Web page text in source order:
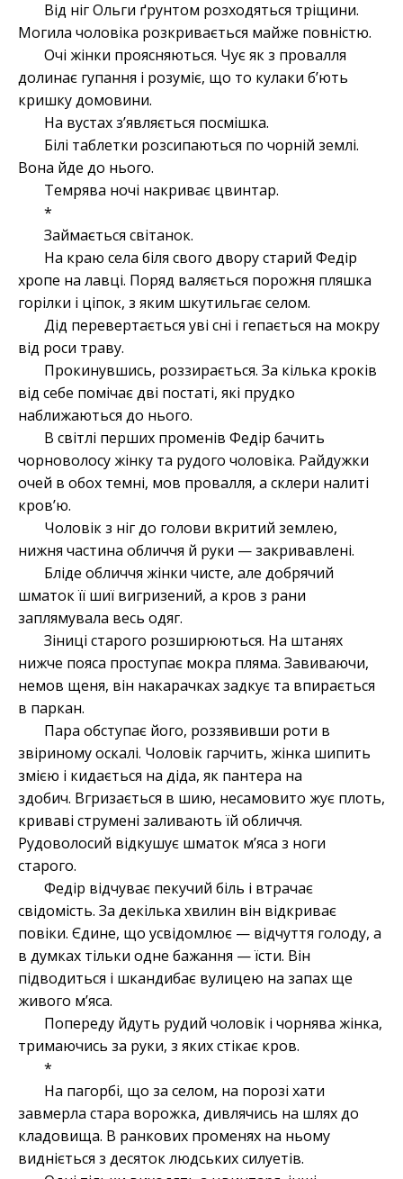
Від ніг Ольги ґрунтом розходяться тріщини.
Могила чоловіка розкривається майже повністю.
Очі жінки проясняються. Чує як з провалля
долинає гупання і розуміє, що то кулаки б’ють
кришку домовини.
На вустах з’являється посмішка.
Білі таблетки розсипаються по чорній землі.
Вона йде до нього.
Темрява ночі накриває цвинтар.
*
Займається світанок.
На краю села біля свого двору старий Федір
хропе на лавці. Поряд валяється порожня пляшка
горілки і ціпок, з яким шкутильгає селом.
Дід перевертається уві сні і гепається на мокру
від роси траву.
Прокинувшись, роззирається. За кілька кроків
від себе помічає дві постаті, які прудко
наближаються до нього.
В світлі перших променів Федір бачить
чорноволосу жінку та рудого чоловіка. Райдужки
очей в обох темні, мов провалля, а склери налиті
кров’ю.
Чоловік з ніг до голови вкритий землею,
нижня частина обличчя й руки — закривавлені.
Бліде обличчя жінки чисте, але добрячий
шматок її шиї вигризений, а кров з рани
заплямувала весь одяг.
Зіниці старого розширюються. На штанях
нижче пояса проступає мокра пляма. Завиваючи,
немов щеня, він накарачках задкує та впирається
в паркан.
Пара обступає його, роззявивши роти в
звіриному оскалі. Чоловік гарчить, жінка шипить
змією і кидається на діда, як пантера на
здобич. Вгризається в шию, несамовито жує плоть,
криваві струмені заливають їй обличчя.
Рудоволосий відкушує шматок м’яса з ноги
старого.
Федір відчуває пекучий біль і втрачає
свідомість. За декілька хвилин він відкриває
повіки. Єдине, що усвідомлює — відчуття голоду, а
в думках тільки одне бажання — їсти. Він
підводиться і шкандибає вулицею на запах ще
живого м’яса.
Попереду йдуть рудий чоловік і чорнява жінка,
тримаючись за руки, з яких стікає кров.
*
На пагорбі, що за селом, на порозі хати
завмерла стара ворожка, дивлячись на шлях до
кладовища. В ранкових променях на ньому
видніється з десяток людських силуетів.